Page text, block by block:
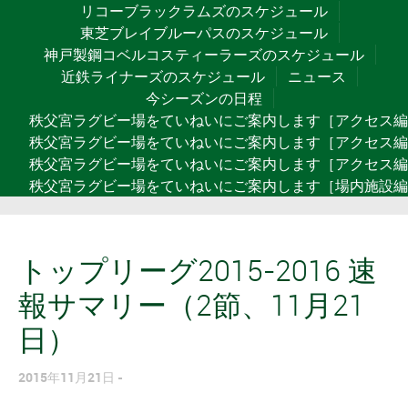
リコーブラックラムズのスケジュール
東芝ブレイブルーパスのスケジュール
神戸製鋼コベルコスティーラーズのスケジュール
近鉄ライナーズのスケジュール
ニュース
今シーズンの日程
秩父宮ラグビー場をていねいにご案内します［アクセス
秩父宮ラグビー場をていねいにご案内します［アクセス
秩父宮ラグビー場をていねいにご案内します［アクセス
秩父宮ラグビー場をていねいにご案内します［場内施設
トップリーグ2015-2016 速
報サマリー（2節、11月21
日）
2015年11月21日